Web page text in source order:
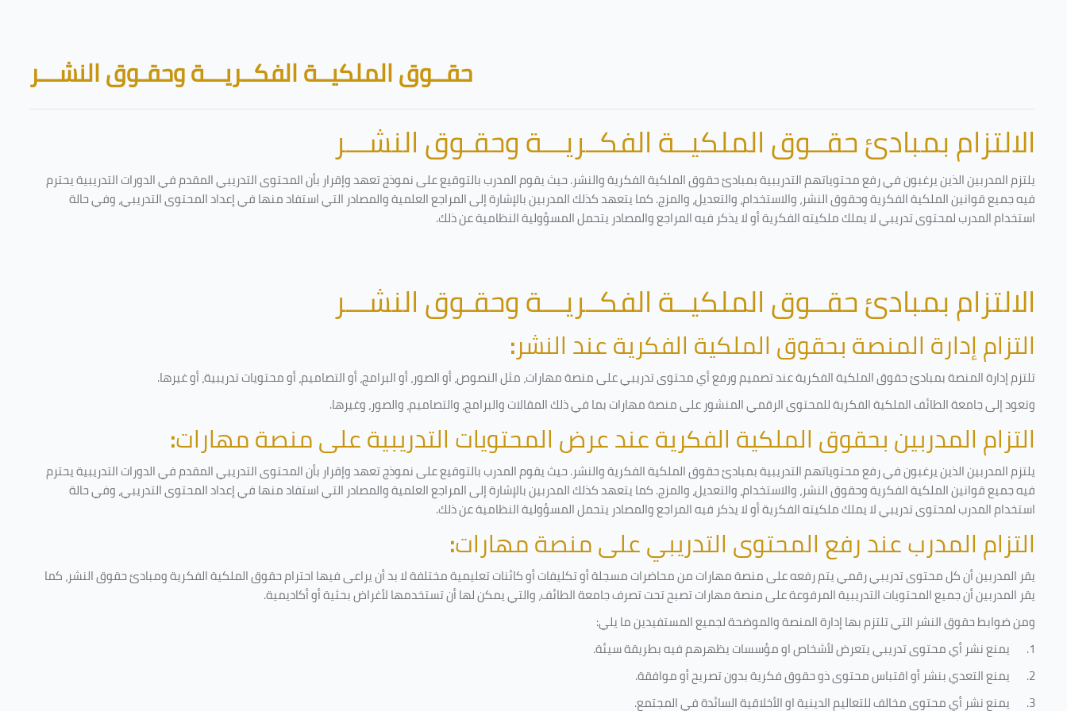
Blocks
حقــوق الملكيــة الفكــريـــة وحقـوق النشـــر
الالتزام بمبادئ حقــوق الملكيــة الفكــريـــة وحقـوق النشـــر
يلتزم المدربين الذين يرغبون في رفع محتوياتهم التدريبية بمبادئ حقوق الملكية الفكرية والنشر. حيث يقوم المدرب بالتوقيع على نموذج تعهد وإقرار بأن المحتوى التدريبي المقدم في الدورات التدريبية يحترم
فيه جميع قوانين الملكية الفكرية وحقوق النشر، والاستخدام، والتعديل، والمزج. كما يتعهد كذلك المدربين بالإشارة إلى المراجع العلمية والمصادر التي استفاد منها في إعداد المحتوى التدريبي، وفي حالة
استخدام المدرب لمحتوى تدريبي لا يملك ملكيته الفكرية أو لا يذكر فيه المراجع والمصادر يتحمل المسؤولية النظامية عن ذلك.
الالتزام بمبادئ حقــوق الملكيــة الفكــريـــة وحقـوق النشـــر
التزام إدارة المنصة بحقوق الملكية الفكرية عند النشر:
تلتزم إدارة المنصة بمبادئ حقوق الملكية الفكرية عند تصميم ورفع أي محتوى تدريبي على منصة مهارات، مثل النصوص، أو الصور، أو البرامج، أو التصاميم، أو محتويات تدريبية، أو غيرها.
وتعود إلى جامعة الطائف الملكية الفكرية للمحتوى الرقمي المنشور على منصة مهارات بما في ذلك المقالات والبرامج، والتصاميم، والصور، وغيرها.
التزام المدربين بحقوق الملكية الفكرية عند عرض المحتويات التدريبية على منصة مهارات:
يلتزم المدربين الذين يرغبون في رفع محتوياتهم التدريبية بمبادئ حقوق الملكية الفكرية والنشر. حيث يقوم المدرب بالتوقيع على نموذج تعهد وإقرار بأن المحتوى التدريبي المقدم في الدورات التدريبية يحترم
فيه جميع قوانين الملكية الفكرية وحقوق النشر، والاستخدام، والتعديل، والمزج. كما يتعهد كذلك المدربين بالإشارة إلى المراجع العلمية والمصادر التي استفاد منها في إعداد المحتوى التدريبي، وفي حالة
استخدام المدرب لمحتوى تدريبي لا يملك ملكيته الفكرية أو لا يذكر فيه المراجع والمصادر يتحمل المسؤولية النظامية عن ذلك.
التزام المدرب عند رفع المحتوى التدريبي على منصة مهارات:
يقر المدربين أن كل محتوى تدريبي رقمي يتم رفعه على منصة مهارات من محاضرات مسجلة أو تكليفات أو كائنات تعليمية مختلفة لا بد أن يراعى فيها احترام حقوق الملكية الفكرية ومبادئ حقوق النشر، كما
يقر المدربين أن جميع المحتويات التدريبية المرفوعة على منصة مهارات تصبح تحت تصرف جامعة الطائف، والتي يمكن لها أن تستخدمها لأغراض بحثية أو أكاديمية.
ومن ضوابط حقوق النشر التي تلتزم بها إدارة المنصة والموضحة لجميع المستفيدين ما يلي:
1.
يمنع نشر أي محتوى تدريبي يتعرض لأشخاص او مؤسسات يظهرهم فيه بطريقة سيئة.
2.
يمنع التعدي بنشر أو اقتباس محتوى ذو حقوق فكرية بدون تصريح أو موافقة.
3.
يمنع نشر أي محتوى مخالف للتعاليم الدينية او الأخلاقية السائدة في المجتمع.